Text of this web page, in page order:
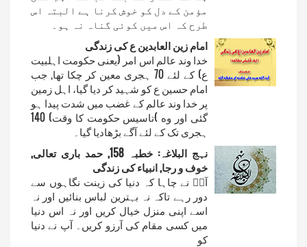
مؤمن کے دل کو خوش کرنا ہے البتہ اس
طرح کہ اس میں کوئی گناہ نہ ہو۔
امام زين العابدين ع کی زندگی
خدا وند عالم اس امر (يعنی حکومت اہلبيت
ع) کے لئے 70 ہجری معين کر چکا تھا, جب
امام حسين ع کو شہيد کر ديا گيا، اہل زمين
پر خدا وند عالم کے غضب ميں شدت پيدا ہو
گئی اور وه )تاسيس حکومت کا وقت) 140
ہجری تک کے لئے آگے بڑھاديا گيا۔
نہج البلاغہ: خطبہ 158, حمد باری تعالی,
خوف و رجا, انبیاء کی زندگی
آپؐ نے چاہا کہ دنیا کی زینت نگاہوں سے
دور رہے تاکہ نہ بہترین لباس بنائیں اور نہ
اسے اپنی منزل خیال کریں اور نہ اس دنیا
میں کسی مقام کی آرزو کریں۔ آپ نے دنیا
کو